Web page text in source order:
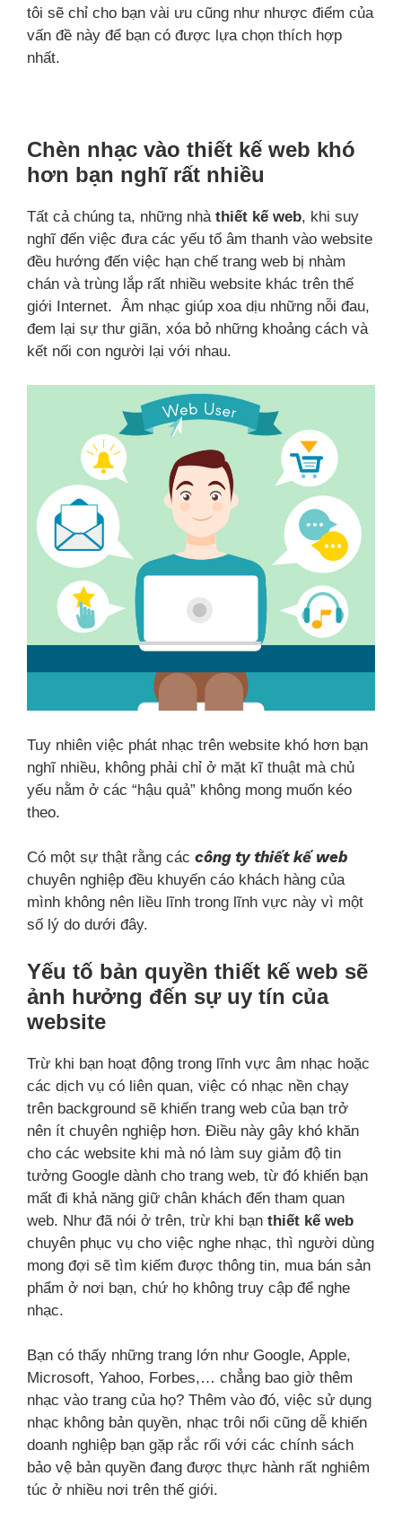
tôi sẽ chỉ cho bạn vài ưu cũng như nhược điểm của
vấn đề này để bạn có được lựa chọn thích hợp
nhất.
Chèn nhạc vào thiết kế web khó
hơn bạn nghĩ rất nhiều
Tất cả chúng ta, những nhà thiết kế web, khi suy
nghĩ đến việc đưa các yếu tố âm thanh vào website
đều hướng đến việc hạn chế trang web bị nhàm
chán và trùng lắp rất nhiều website khác trên thế
giới Internet. Âm nhạc giúp xoa dịu những nỗi đau,
đem lại sự thư giãn, xóa bỏ những khoảng cách và
kết nối con người lại với nhau.
Tuy nhiên việc phát nhạc trên website khó hơn bạn
nghĩ nhiều, không phải chỉ ở mặt kĩ thuật mà chủ
yếu nằm ở các “hậu quả” không mong muốn kéo
theo.
Có một sự thật rằng các công ty thiết kế web
chuyên nghiệp đều khuyến cáo khách hàng của
mình không nên liều lĩnh trong lĩnh vực này vì một
số lý do dưới đây.
Yếu tố bản quyền thiết kế web sẽ
ảnh hưởng đến sự uy tín của
website
Trừ khi bạn hoạt động trong lĩnh vực âm nhạc hoặc
các dịch vụ có liên quan, việc có nhạc nền chạy
trên background sẽ khiến trang web của bạn trở
nên ít chuyên nghiệp hơn. Điều này gây khó khăn
cho các website khi mà nó làm suy giảm độ tin
tưởng Google dành cho trang web, từ đó khiến bạn
mất đi khả năng giữ chân khách đến tham quan
web. Như đã nói ở trên, trừ khi bạn thiết kế web
chuyên phục vụ cho việc nghe nhạc, thì người dùng
mong đợi sẽ tìm kiếm được thông tin, mua bán sản
phẩm ở nơi bạn, chứ họ không truy cập để nghe
nhạc.
Bạn có thấy những trang lớn như Google, Apple,
Microsoft, Yahoo, Forbes,… chẳng bao giờ thêm
nhạc vào trang của họ? Thêm vào đó, việc sử dụng
nhạc không bản quyền, nhạc trôi nổi cũng dễ khiến
doanh nghiệp bạn gặp rắc rối với các chính sách
bảo vệ bản quyền đang được thực hành rất nghiêm
túc ở nhiều nơi trên thế giới.